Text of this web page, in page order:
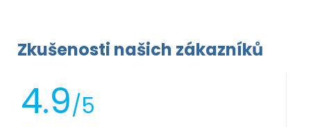
Zkušenosti našich zákazníků
4.9/5